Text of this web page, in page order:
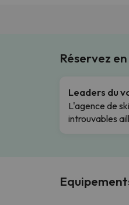
Réservez
Leaders du
L'agence de
introuvables